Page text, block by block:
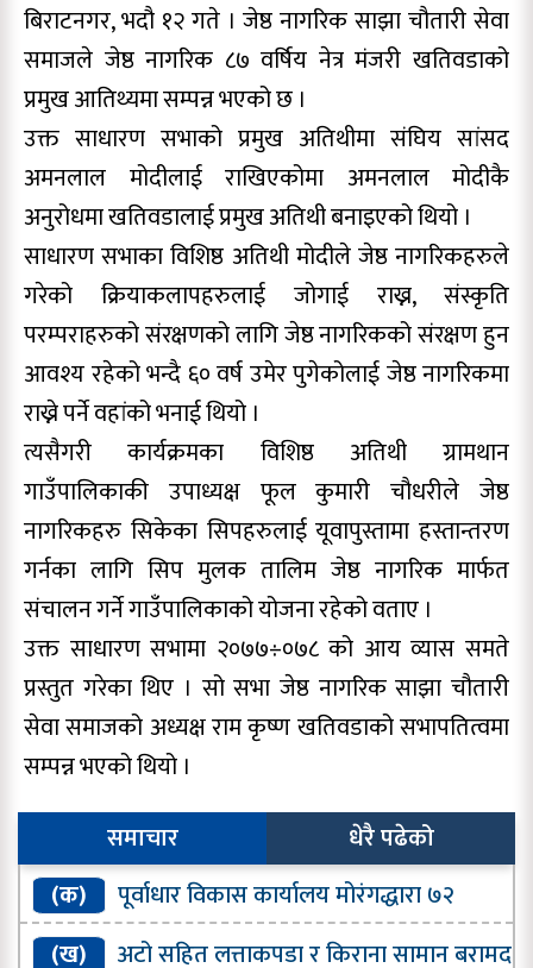
बिराटनगर, भदौ १२ गते । जेष्ठ नागरिक साझा चौतारी सेवा
समाजले जेष्ठ नागरिक ८७ वर्षिय नेत्र मंजरी खतिवडाको
प्रमुख आतिथ्यमा सम्पन्न भएको छ ।
उक्त साधारण सभाको प्रमुख अतिथीमा संघिय सांसद
अमनलाल मोदीलाई राखिएकोमा अमनलाल मोदीकै
अनुरोधमा खतिवडालाई प्रमुख अतिथी बनाइएको थियो ।
साधारण सभाका विशिष्ठ अतिथी मोदीले जेष्ठ नागरिकहरुले
गरेको क्रियाकलापहरुलाई जोगाई राख्न, संस्कृति
परम्पराहरुको संरक्षणको लागि जेष्ठ नागरिकको संरक्षण हुन
आवश्य रहेको भन्दै ६० वर्ष उमेर पुगेकोलाई जेष्ठ नागरिकमा
राख्ने पर्ने वहांको भनाई थियो ।
त्यसैगरी कार्यक्रमका विशिष्ठ अतिथी ग्रामथान
गाउँपालिकाकी उपाध्यक्ष फूल कुमारी चौधरीले जेष्ठ
नागरिकहरु सिकेका सिपहरुलाई यूवापुस्तामा हस्तान्तरण
गर्नका लागि सिप मुलक तालिम जेष्ठ नागरिक मार्फत
संचालन गर्ने गाउँपालिकाको योजना रहेको वताए ।
उक्त साधारण सभामा २०७७÷०७८ को आय व्यास समते
प्रस्तुत गरेका थिए । सो सभा जेष्ठ नागरिक साझा चौतारी
सेवा समाजको अध्यक्ष राम कृष्ण खतिवडाको सभापतित्वमा
सम्पन्न भएको थियो ।
समाचार
धेरै पढेको
(क)
पूर्वाधार विकास कार्यालय मोरंगद्धारा ७२
प्रतिशत भौतिक प्रगति
(ख) अटो सहित लत्ताकपडा र किराना सामान बरामद